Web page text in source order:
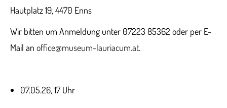
Hautplatz 19, 4470 Enns
Wir bitten um Anmeldung unter 07223 85362 oder per E-
Mail an office@museum-lauriacum.at.
07.05.26, 17 Uhr